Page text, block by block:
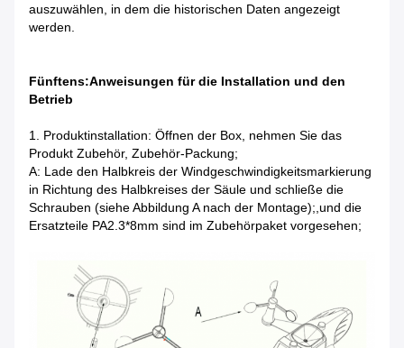
auszuwählen, in dem die historischen Daten angezeigt
werden.
Fünftens:Anweisungen für die Installation und den
Betrieb
1. Produktinstallation: Öffnen der Box, nehmen Sie das
Produkt Zubehör, Zubehör-Packung;
A: Lade den Halbkreis der Windgeschwindigkeitsmarkierung
in Richtung des Halbkreises der Säule und schließe die
Schrauben (siehe Abbildung A nach der Montage);,und die
Ersatzteile PA2.3*8mm sind im Zubehörpaket vorgesehen;